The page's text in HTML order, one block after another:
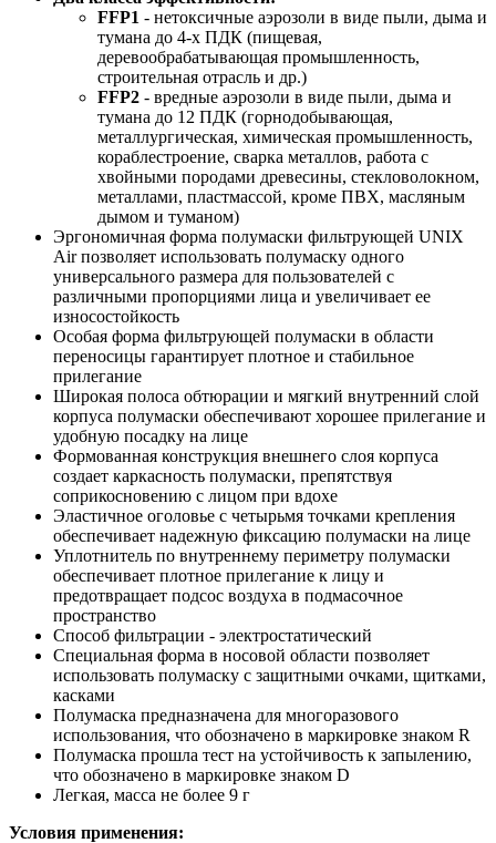
FFP1 - нетоксичные аэрозоли в виде пыли, дыма и
тумана до 4-х ПДК (пищевая,
деревообрабатывающая промышленность,
строительная отрасль и др.)
FFP2 - вредные аэрозоли в виде пыли, дыма и
тумана до 12 ПДК (горнодобывающая,
металлургическая, химическая промышленность,
кораблестроение, сварка металлов, работа с
хвойными породами древесины, стекловолокном,
металлами, пластмассой, кроме ПВХ, масляным
дымом и туманом)
Эргономичная форма полумаски фильтрующей UNIX
Air позволяет использовать полумаску одного
универсального размера для пользователей с
различными пропорциями лица и увеличивает ее
износостойкость
Особая форма фильтрующей полумаски в области
переносицы гарантирует плотное и стабильное
прилегание
Широкая полоса обтюрации и мягкий внутренний слой
корпуса полумаски обеспечивают хорошее прилегание и
удобную посадку на лице
Формованная конструкция внешнего слоя корпуса
создает каркасность полумаски, препятствуя
соприкосновению с лицом при вдохе
Эластичное оголовье с четырьмя точками крепления
обеспечивает надежную фиксацию полумаски на лице
Уплотнитель по внутреннему периметру полумаски
обеспечивает плотное прилегание к лицу и
предотвращает подсос воздуха в подмасочное
пространство
Способ фильтрации - электростатический
Специальная форма в носовой области позволяет
использовать полумаску с защитными очками, щитками,
касками
Полумаска предназначена для многоразового
использования, что обозначено в маркировке знаком R
Полумаска прошла тест на устойчивость к запылению,
что обозначено в маркировке знаком D
Легкая, масса не более 9 г
Условия применения: